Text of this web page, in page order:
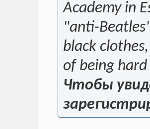
Academy in
"anti-
black
of being
Чтобы